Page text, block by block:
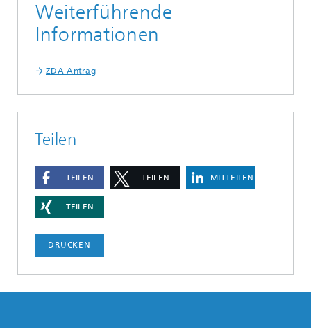
Weiterführende
Informationen
ZDA-Antrag
Teilen
TEILEN TEILEN MITTEILEN
TEILEN
DRUCKEN